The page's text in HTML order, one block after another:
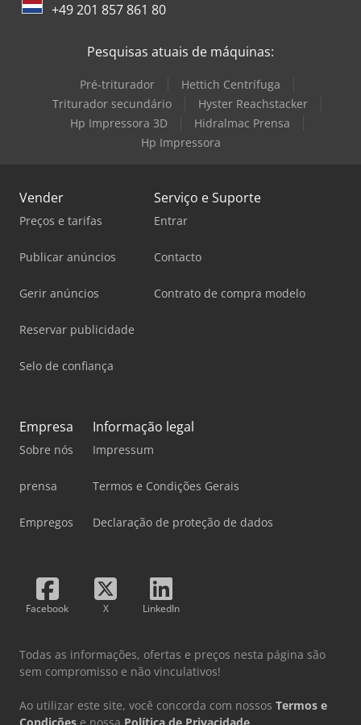
+49 201 857 861 80
Pesquisas atuais de máquinas:
Pré-triturador
Hettich Centrífuga
Triturador secundário
Hyster Reachstacker
Hp Impressora 3D
Hidralmac Prensa
Hp Impressora
Vender
Preços e tarifas
Publicar anúncios
Gerir anúncios
Reservar publicidade
Selo de confiança
Serviço e Suporte
Entrar
Contacto
Contrato de compra modelo
Empresa
Sobre nós
prensa
Empregos
Informação legal
Impressum
Termos e Condições Gerais
Declaração de proteção de dados
Facebook X LinkedIn
Todas as informações, ofertas e preços nesta página são
sem compromisso e não vinculativos!
Ao utilizar este site, você concorda com nossos Termos e